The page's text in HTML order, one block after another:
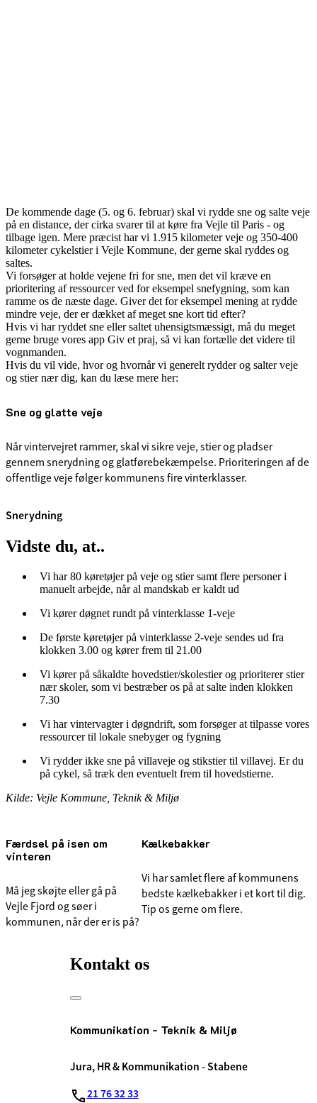
De kommende dage (5. og 6. februar) skal vi rydde sne og salte veje
på en distance, der cirka svarer til at køre fra Vejle til Paris - og
tilbage igen. Mere præcist har vi 1.915 kilometer veje og 350-400
kilometer cykelstier i Vejle Kommune, der gerne skal ryddes og
saltes.
Vi forsøger at holde vejene fri for sne, men det vil kræve en
prioritering af ressourcer ved for eksempel snefygning, som kan
ramme os de næste dage. Giver det for eksempel mening at rydde
mindre veje, der er dækket af meget sne kort tid efter?
Hvis vi har ryddet sne eller saltet uhensigtsmæssigt, må du meget
gerne bruge vores app Giv et praj, så vi kan fortælle det videre til
vognmanden.
Hvis du vil vide, hvor og hvornår vi generelt rydder og salter veje
og stier nær dig, kan du læse mere her:
Sne og glatte veje
Når vintervejret rammer, skal vi sikre veje, stier og pladser
gennem snerydning og glatførebekæmpelse. Prioriteringen af de
offentlige veje følger kommunens fire vinterklasser.
Snerydning
Vidste du, at..
Vi har 80 køretøjer på veje og stier samt flere personer i
manuelt arbejde, når al mandskab er kaldt ud
Vi kører døgnet rundt på vinterklasse 1-veje
De første køretøjer på vinterklasse 2-veje sendes ud fra
klokken 3.00 og kører frem til 21.00
Vi kører på såkaldte hovedstier/skolestier og prioriterer stier
nær skoler, som vi bestræber os på at salte inden klokken
7.30
Vi har vintervagter i døgndrift, som forsøger at tilpasse vores
ressourcer til lokale snebyger og fygning
Vi rydder ikke sne på villaveje og stikstier til villavej. Er du
på cykel, så træk den eventuelt frem til hovedstierne.
Kilde: Vejle Kommune, Teknik & Miljø
Færdsel på isen om
vinteren
Må jeg skøjte eller gå på
Vejle Fjord og søer i
kommunen, når der er is på?
Kælkebakker
Vi har samlet flere af kommunens
bedste kælkebakker i et kort til dig.
Tip os gerne om flere.
Kontakt os
Kommunikation - Teknik & Miljø
Jura, HR & Kommunikation - Stabene
21 76 32 33